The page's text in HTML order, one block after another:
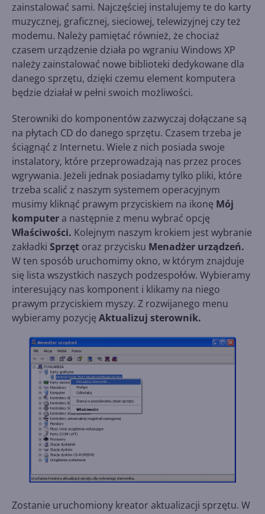
zainstalować sami. Najczęściej instalujemy te do karty
muzycznej, graficznej, sieciowej, telewizyjnej czy też
modemu. Należy pamiętać również, że chociaż
czasem urządzenie działa po wgraniu Windows XP
należy zainstalować nowe biblioteki dedykowane dla
danego sprzętu, dzięki czemu element komputera
będzie działał w pełni swoich możliwości.
Sterowniki do komponentów zazwyczaj dołączane są
na płytach CD do danego sprzętu. Czasem trzeba je
ściągnąć z Internetu. Wiele z nich posiada swoje
instalatory, które przeprowadzają nas przez proces
wgrywania. Jeżeli jednak posiadamy tylko pliki, które
trzeba scalić z naszym systemem operacyjnym
musimy kliknąć prawym przyciskiem na ikonę Mój
komputera następnie z menu wybrać opcję
Właściwości. Kolejnym naszym krokiem jest wybranie
zakładki Sprzęt oraz przycisku Menadżer urządzeń.
W ten sposób uruchomimy okno, w którym znajduje
się lista wszystkich naszych podzespołów. Wybieramy
interesujący nas komponent i klikamy na niego
prawym przyciskiem myszy. Z rozwijanego menu
wybieramy pozycję Aktualizuj sterownik.
Zostanie uruchomiony kreator aktualizacji sprzętu. W